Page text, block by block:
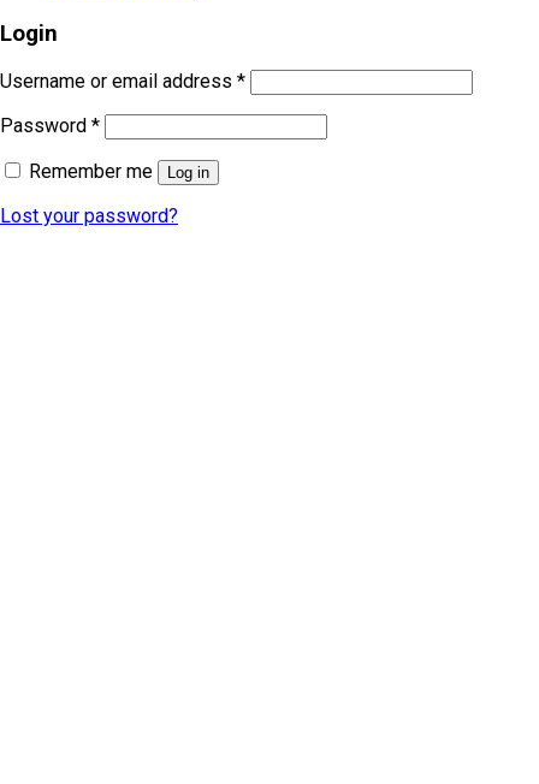
Login
Username or email address *
Password *
Remember me
Log in
Lost your password?